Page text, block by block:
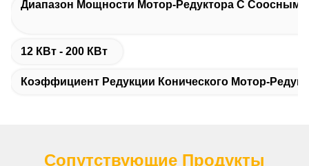
Диапазон Мощности Мотор-Редуктора С Соосным
12 КВт - 200 КВт
Коэффициент Редукции Конического Мотор-
Сопутствующие Продукты